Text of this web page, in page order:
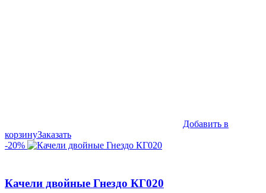
Добавить в
корзинуЗаказать
-20%
Качели двойные Гнездо КГ020